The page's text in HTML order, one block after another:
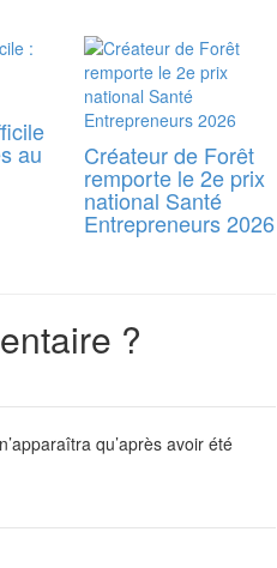
au Créateur de Forêt
remporte le 2e prix
national Santé
Entrepreneurs 2026
?
qu’après avoir été